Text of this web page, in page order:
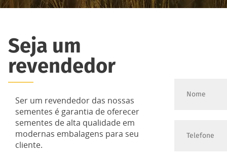
Seja um
revendedor
Ser um revendedor das nossas
sementes é garantia de oferecer
sementes de alta qualidade em
modernas embalagens para seu
cliente.